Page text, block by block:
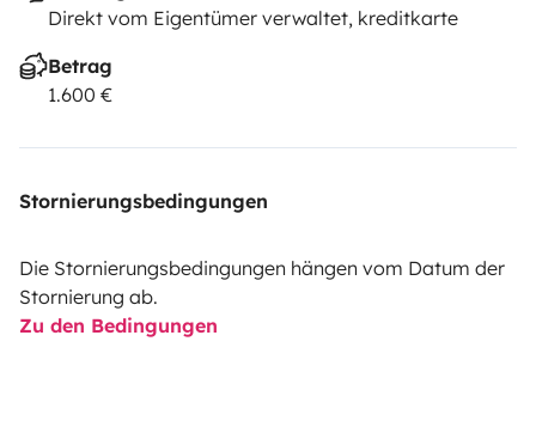
Direkt vom Eigentümer verwaltet, kreditkarte
Betrag
1.600 €
Stornierungsbedingungen
Die Stornierungsbedingungen hängen vom Datum der
Stornierung ab.
Zu den Bedingungen